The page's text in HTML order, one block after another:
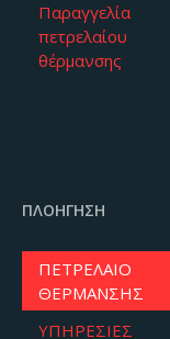
Παραγγελία
πετρελαίου
θέρμανσης
ΠΛΟΉΓΗΣΗ
ΠΕΤΡΕΛΑΙΟ
ΘΕΡΜΑΝΣΗΣ
ΥΠΗΡΕΣΙΕΣ